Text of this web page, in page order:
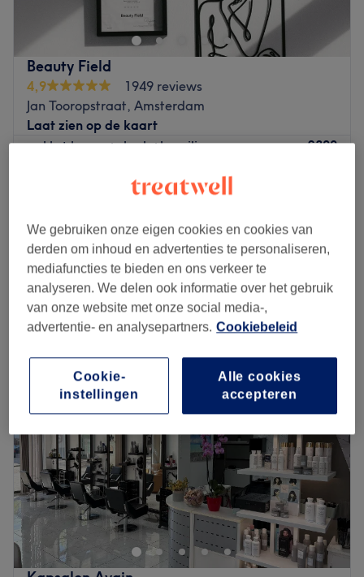
Beauty Field
4,9
1949 reviews
Jan Tooropstraat, Amsterdam
Laat zien op de kaart
pakket benen+oksels+brazilian
€300
Medische pedicure
Klapp - deep clean massage
35 min
€45
Kort overzicht salongegevens
Maandag 08:00–21:00
Woensdag
08:00–21:00
Donderdag
08:00–21:00
Vrijdag
08:00–21:00
Zondag
08:00–21:00
Beauty Field is een moderne salon in Amsterdam West.
Naast behandelingen als zuurstoftherapie en
suikerontharing is vooral de facelift zonder naalden
populair. Het team heeft al jaren ervaring opgedaan als
huidspecialiste en staat garant voor het uitvoeren van
We gebruiken onze eigen cookies en cookies van
derden om inhoud en advertenties te personaliseren,
mediafuncties te bieden en ons verkeer te
analyseren. We delen ook informatie over het gebruik
van onze website met onze social media-,
advertentie- en analysepartners. Cookiebeleid
Alle cookies
accepteren
Cookie-
instellingen